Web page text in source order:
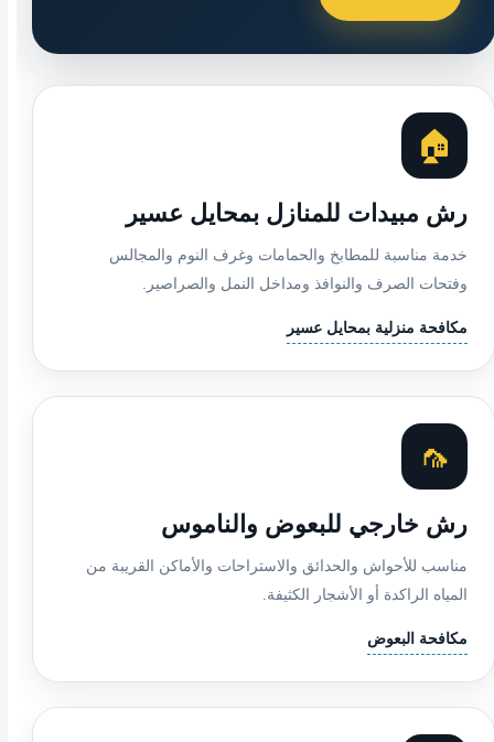
🏠
رش مبيدات للمنازل بمحايل عسير
خدمة مناسبة للمطابخ والحمامات وغرف النوم والمجالس
وفتحات الصرف والنوافذ ومداخل النمل والصراصير.
مكافحة منزلية بمحايل عسير
🦟
رش خارجي للبعوض والناموس
مناسب للأحواش والحدائق والاستراحات والأماكن القريبة من
المياه الراكدة أو الأشجار الكثيفة.
مكافحة البعوض